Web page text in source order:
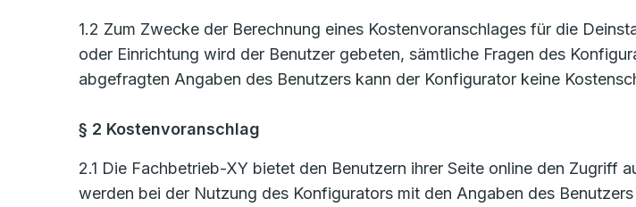
1.2 Zum Zwecke der Berechnung eines Kostenvoranschlages für die
oder Einrichtung wird der Benutzer gebeten, sämtliche Fragen des
abgefragten Angaben des Benutzers kann der Konfigurator keine
§ 2 Kostenvoranschlag
2.1 Die Fachbetrieb-XY bietet den Benutzern ihrer Seite online den Zugriff
werden bei der Nutzung des Konfigurators mit den Angaben des